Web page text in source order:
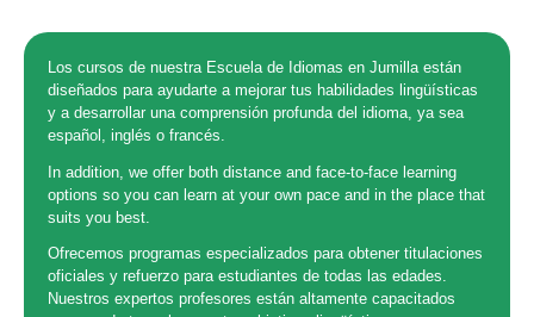
Los cursos de nuestra Escuela de Idiomas en Jumilla están
diseñados para ayudarte a mejorar tus habilidades lingüísticas
y a desarrollar una comprensión profunda del idioma, ya sea
español, inglés o francés.
In addition, we offer both distance and face-to-face learning
options so you can learn at your own pace and in the place that
suits you best.
Ofrecemos programas especializados para obtener titulaciones
oficiales y refuerzo para estudiantes de todas las edades.
Nuestros expertos profesores están altamente capacitados